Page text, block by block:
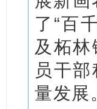
了“百
及柘林
员干
量发展